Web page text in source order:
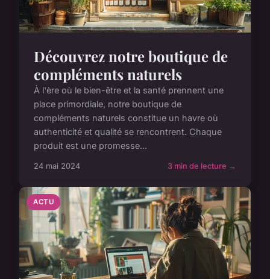
Découvrez notre boutique de
compléments naturels
À l'ère où le bien-être et la santé prennent une
place primordiale, notre boutique de
compléments naturels constitue un havre où
authenticité et qualité se rencontrent. Chaque
produit est une promesse...
24 mai 2024 3 min de lecture →
ACTU